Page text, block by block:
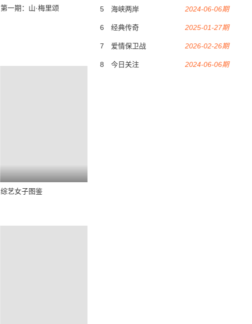
2024-06-06期
5 海峡两岸
2025-01-27期
6 经典传奇
2026-02-26期
7 爱情保卫战
2024-06-06期
8 今日关注
第一期：山·梅里颂
综艺女子图鉴